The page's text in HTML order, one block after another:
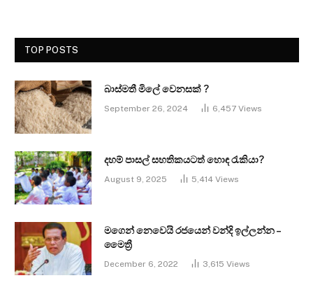
TOP POSTS
බාස්මතී මිලේ වෙනසක් ?
September 26, 2024 6,457 Views
දහම් පාසල් සහතිකයටත් හොඳ රැකියා?
August 9, 2025 5,414 Views
මගෙන් නෙවෙයි රජයෙන් වන්දි ඉල්ලන්න –
මෛත්‍රී
December 6, 2022 3,615 Views